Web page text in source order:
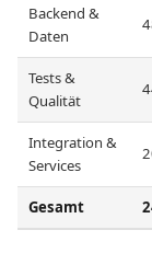
Backend &
Daten
Tests &
Qualität
Integration &
Services
Gesamt